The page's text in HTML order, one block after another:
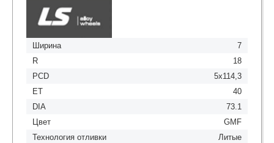
Ширина
7
R
18
PCD
5x114,3
ET
40
DIA
73.1
Цвет
GMF
Технология отливки
Литые